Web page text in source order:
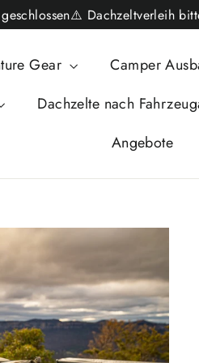
Gear Camper
Dachzelte nach
Angebote